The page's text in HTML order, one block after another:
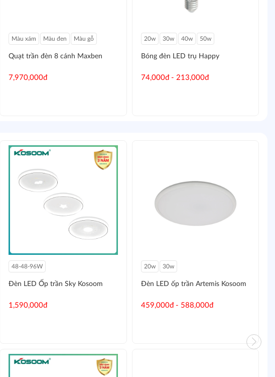
Màu xám Màu đen Màu gỗ
Quạt trần đèn 8 cánh Maxben
7,970,000đ
20w 30w 40w 50w
Bóng đèn LED trụ Happy
74,000đ - 213,000đ
48-48-96W
Đèn LED Ốp trần Sky Kosoom
1,590,000đ
20w 30w
Đèn LED ốp trần Artemis Kosoom
459,000đ - 588,000đ